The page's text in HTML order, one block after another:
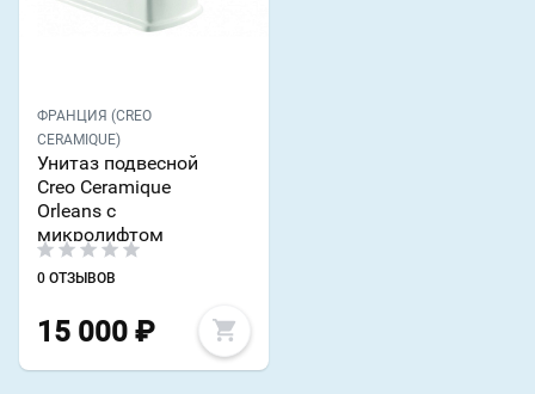
ФРАНЦИЯ (CREO
CERAMIQUE)
Унитаз подвесной
Creo Ceramique
Orleans с
микролифтом
0 ОТЗЫВОВ
15 000 ₽